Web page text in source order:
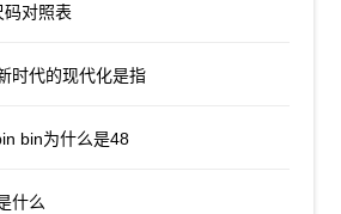
对照表
时代的现代化是指
bin为什么是48
什么